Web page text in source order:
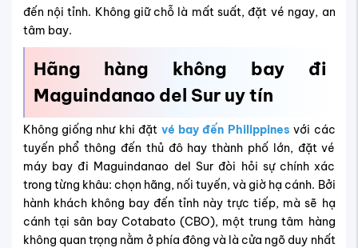
đến nội tỉnh. Không giữ chỗ là mất suất, đặt vé ngay, an
tâm bay.
Hãng hàng không bay đi
Maguindanao del Sur uy tín
Không giống như khi đặt vé bay đến Philippines với các
tuyến phổ thông đến thủ đô hay thành phố lớn, đặt vé
máy bay đi Maguindanao del Sur đòi hỏi sự chính xác
trong từng khâu: chọn hãng, nối tuyến, và giờ hạ cánh. Bởi
hành khách không bay đến tỉnh này trực tiếp, mà sẽ hạ
cánh tại sân bay Cotabato (CBO), một trung tâm hàng
không quan trọng nằm ở phía đông và là cửa ngõ duy nhất